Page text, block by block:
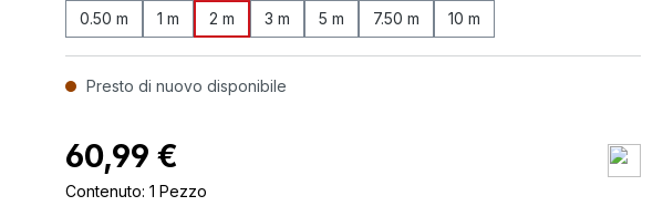
0.50 m 1 m 2 m 3 m 5 m 7.50 m 10 m
Presto di nuovo disponibile
60,99 €
Contenuto: 1 Pezzo